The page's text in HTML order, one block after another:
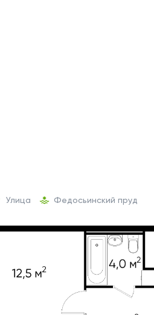
Улица Федосьинский пруд